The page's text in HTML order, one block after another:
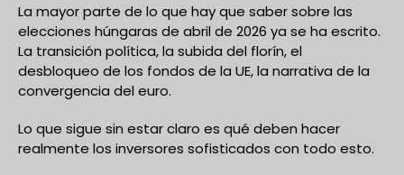
La mayor parte de lo que hay que saber sobre las
elecciones húngaras de abril de 2026 ya se ha escrito.
La transición política, la subida del florín, el
desbloqueo de los fondos de la UE, la narrativa de la
convergencia del euro.
Lo que sigue sin estar claro es qué deben hacer
realmente los inversores sofisticados con todo esto.